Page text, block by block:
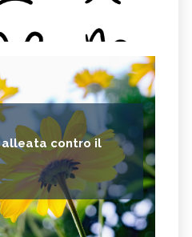
alleata contro il